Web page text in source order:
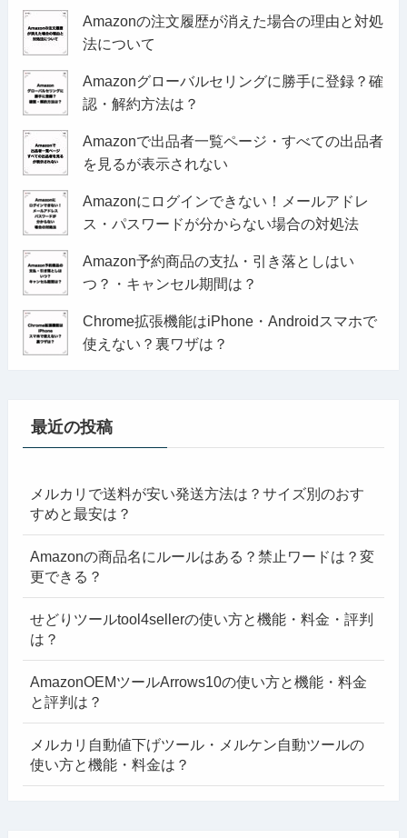
Amazonの注文履歴が消えた場合の理由と対処
法について
Amazonグローバルセリングに勝手に登録？確
認・解約方法は？
Amazonで出品者一覧ページ・すべての出品者
を見るが表示されない
Amazonにログインできない！メールアドレ
ス・パスワードが分からない場合の対処法
Amazon予約商品の支払・引き落としはい
つ？・キャンセル期間は？
Chrome拡張機能はiPhone・Androidスマホで
使えない？裏ワザは？
最近の投稿
メルカリで送料が安い発送方法は？サイズ別のおす
すめと最安は？
Amazonの商品名にルールはある？禁止ワードは？変
更できる？
せどりツールtool4sellerの使い方と機能・料金・評判
は？
AmazonOEMツールArrows10の使い方と機能・料金
と評判は？
メルカリ自動値下げツール・メルケン自動ツールの
使い方と機能・料金は？